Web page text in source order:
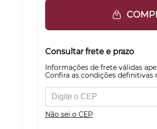
Consultar frete e prazo
Informações de frete válidas
Confira as condições definitivas
Não sei o CEP